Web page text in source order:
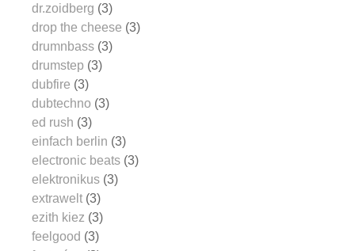
dr.zoidberg (3)
drop the cheese (3)
drumnbass (3)
drumstep (3)
dubfire (3)
dubtechno (3)
ed rush (3)
einfach berlin (3)
electronic beats (3)
elektronikus (3)
extrawelt (3)
ezith kiez (3)
feelgood (3)